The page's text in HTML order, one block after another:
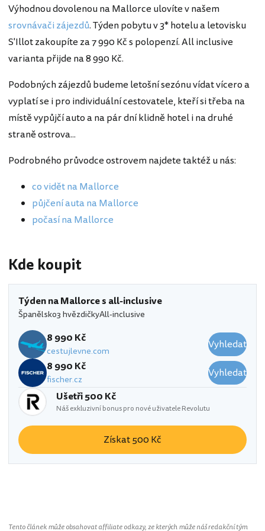
Výhodnou dovolenou na Mallorce ulovíte v našem
srovnávači zájezdů. Týden pobytu v 3* hotelu a letovisku
S'Illot zakoupíte za 7 990 Kč s polopenzí. All inclusive
varianta přijde na 8 990 Kč.
Podobných zájezdů budeme letošní sezónu vídat vícero a
vyplatí se i pro individuální cestovatele, kteří si třeba na
místě vypůjčí auto a na pár dní klidně hotel i na druhé
straně ostrova...
Podrobného průvodce ostrovem najdete taktéž u nás:
co vidět na Mallorce
půjčení auta na Mallorce
počasí na Mallorce
Kde koupit
Týden na Mallorce s all-inclusive
Španělsko3 hvězdičkyAll-inclusive
8 990 Kč
cestujlevne.com
Vyhledat
8 990 Kč
fischer.cz
Vyhledat
Ušetři 500 Kč
Náš exkluzivní bonus pro nové uživatele Revolutu
Získat 500 Kč
Tento článek může obsahovat affiliate odkazy, ze kterých může náš redakční tým